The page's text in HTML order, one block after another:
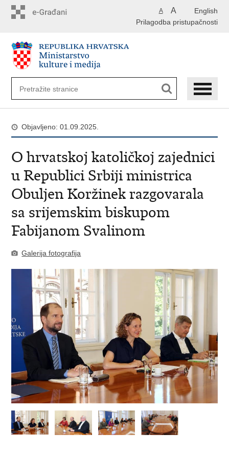
English
A A
Prilagodba pristupačnosti
Objavljeno: 01.09.2025.
O hrvatskoj katoličkoj zajednici
u Republici Srbiji ministrica
Obuljen Koržinek razgovarala
sa srijemskim biskupom
Fabijanom Svalinom
Galerija fotografija